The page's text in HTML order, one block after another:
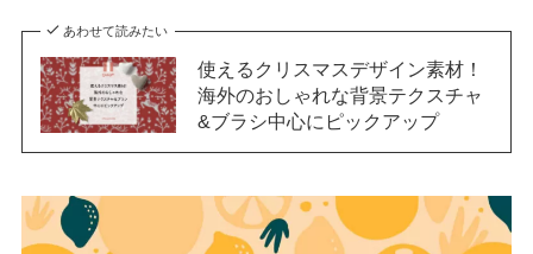
あわせて読みたい
使えるクリスマスデザイン素材！
海外のおしゃれな背景テクスチャ
&ブラシ中心にピックアップ